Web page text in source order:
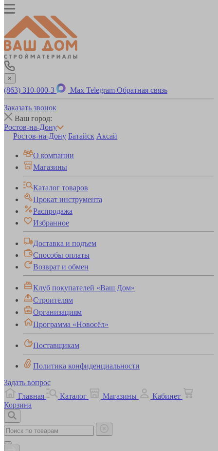
×
(863) 310-000-3 Max Telegram Обратная связь
Заказать звонок
Ваш город:
Ростов-на-Дону
Ростов-на-Дону Батайск Аксай
О компании
Магазины
Каталог товаров
Прокат инструмента
Распродажа
Избранное
Доставка и подъем
Способы оплаты
Возврат и обмен
Клуб покупателей «Ваш Дом»
Строителям
Организациям
Программа «Новосёл»
Поставщикам
Политика конфиденциальности
Задать вопрос
Главная
Каталог Магазины
Кабинет
Корзина